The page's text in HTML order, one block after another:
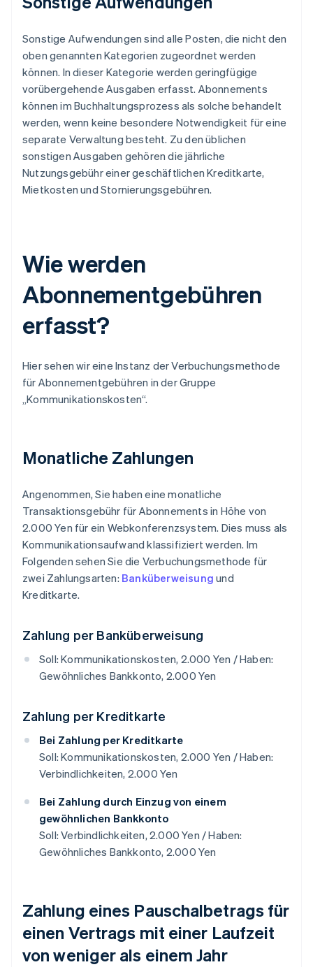
Sonstige Aufwendungen sind alle Posten, die nicht den
oben genannten Kategorien zugeordnet werden
können. In dieser Kategorie werden geringfügige
vorübergehende Ausgaben erfasst. Abonnements
können im Buchhaltungsprozess als solche behandelt
werden, wenn keine besondere Notwendigkeit für eine
separate Verwaltung besteht. Zu den üblichen
sonstigen Ausgaben gehören die jährliche
Nutzungsgebühr einer geschäftlichen Kreditkarte,
Mietkosten und Stornierungsgebühren.
Wie werden
Abonnementgebühren
erfasst?
Hier sehen wir eine Instanz der Verbuchungsmethode
für Abonnementgebühren in der Gruppe
„Kommunikationskosten“.
Monatliche Zahlungen
Angenommen, Sie haben eine monatliche
Transaktionsgebühr für Abonnements in Höhe von
2.000 Yen für ein Webkonferenzsystem. Dies muss als
Kommunikationsaufwand klassifiziert werden. Im
Folgenden sehen Sie die Verbuchungsmethode für
zwei Zahlungsarten: Banküberweisung und
Kreditkarte.
Zahlung per Banküberweisung
Soll: Kommunikationskosten, 2.000 Yen / Haben:
Gewöhnliches Bankkonto, 2.000 Yen
Zahlung per Kreditkarte
Bei Zahlung per Kreditkarte
Soll: Kommunikationskosten, 2.000 Yen / Haben:
Verbindlichkeiten, 2.000 Yen
Bei Zahlung durch Einzug von einem
gewöhnlichen Bankkonto
Soll: Verbindlichkeiten, 2.000 Yen / Haben:
Gewöhnliches Bankkonto, 2.000 Yen
Zahlung eines Pauschalbetrags für
einen Vertrags mit einer Laufzeit
von weniger als einem Jahr